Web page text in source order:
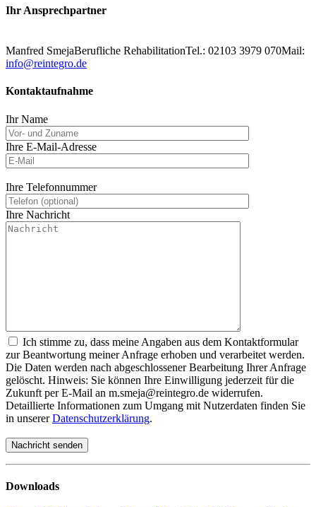
Ihr Ansprechpartner
Manfred SmejaBerufliche RehabilitationTel.: 02103 3979 070Mail:
info@reintegro.de
Kontaktaufnahme
Ihr Name
Ihre E-Mail-Adresse
Ihre Telefonnummer
Ihre Nachricht
Ich stimme zu, dass meine Angaben aus dem Kontaktformular
zur Beantwortung meiner Anfrage erhoben und verarbeitet werden.
Die Daten werden nach abgeschlossener Bearbeitung Ihrer Anfrage
gelöscht. Hinweis: Sie können Ihre Einwilligung jederzeit für die
Zukunft per E-Mail an m.smeja@reintegro.de widerrufen.
Detaillierte Informationen zum Umgang mit Nutzerdaten finden Sie
in unsererDatenschutzerklärung.
Downloads